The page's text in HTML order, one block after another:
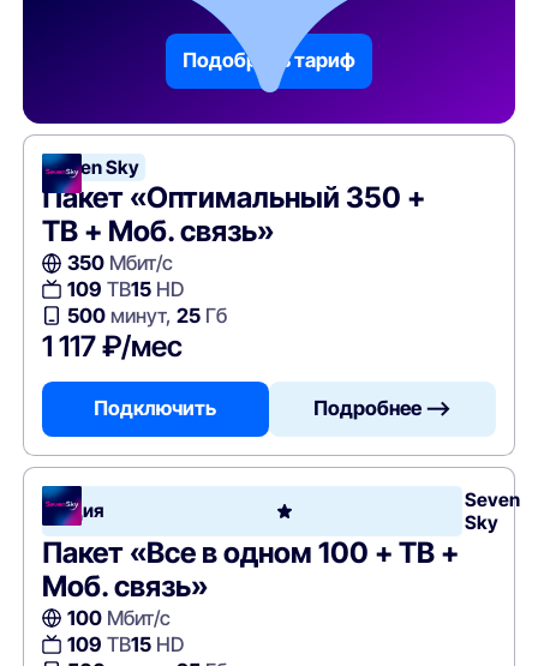
Подобрать тариф
Seven Sky
Пакет «Оптимальный 350 +
ТВ + Моб. связь»
350Мбит/с
109 ТВ15HD
500минут, 25Гб
1 117 ₽/мес
Подключить Подробнее —>
Акция
Seven
Sky
Пакет «Все в одном 100 + ТВ +
Моб. связь»
100Мбит/с
109 ТВ15HD